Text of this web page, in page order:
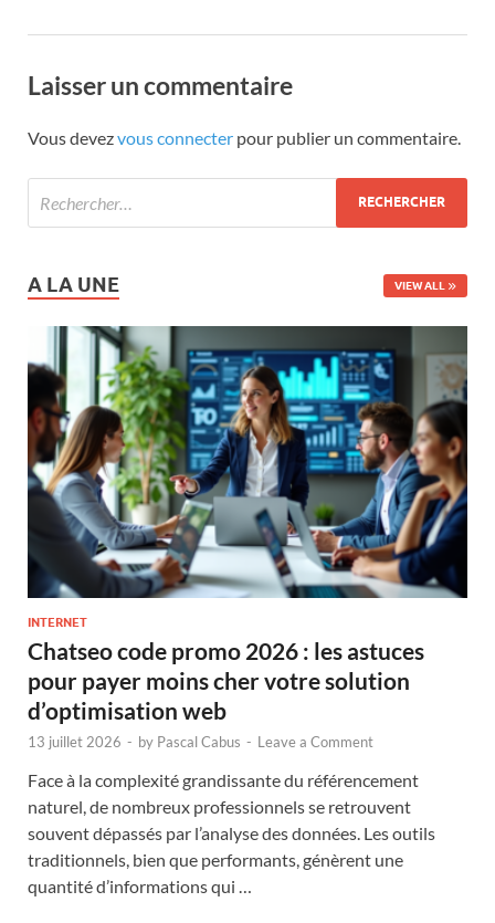
Laisser un commentaire
Vous devezvous connecter pour publier un commentaire.
A LA UNE VIEW ALL
INTERNET
Chatseo code promo 2026 : les astuces
pour payer moins cher votre solution
d’optimisation web
13 juillet 2026 - by Pascal Cabus - Leave a Comment
Face à la complexité grandissante du référencement
naturel, de nombreux professionnels se retrouvent
souvent dépassés par l’analyse des données. Les outils
traditionnels, bien que performants, génèrent une
quantité d’informations qui …